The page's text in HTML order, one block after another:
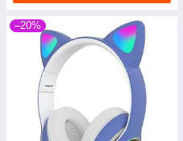
–20%